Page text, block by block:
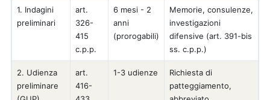
1. Indagini
preliminari
art.
326-
415
c.p.p.
6 mesi - 2
anni
(prorogabili)
Memorie, consulenze,
investigazioni
difensive (art. 391-bis
ss. c.p.p.)
2. Udienza
preliminare
art.
416-
1-3 udienze
Richiesta di
patteggiamento,